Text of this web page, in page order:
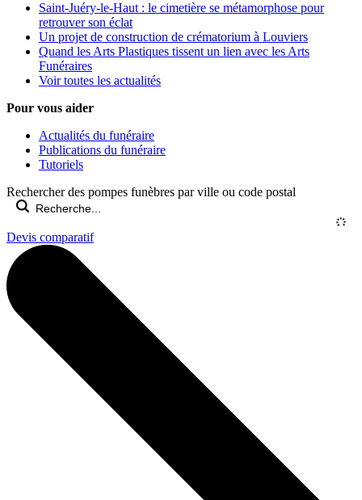
Saint-Juéry-le-Haut : le cimetière se métamorphose pour
retrouver son éclat
Un projet de construction de crématorium à Louviers
Quand les Arts Plastiques tissent un lien avec les Arts
Funéraires
Voir toutes les actualités
Pour vous aider
Actualités du funéraire
Publications du funéraire
Tutoriels
Rechercher des pompes funèbres par ville ou code postal
Devis comparatif